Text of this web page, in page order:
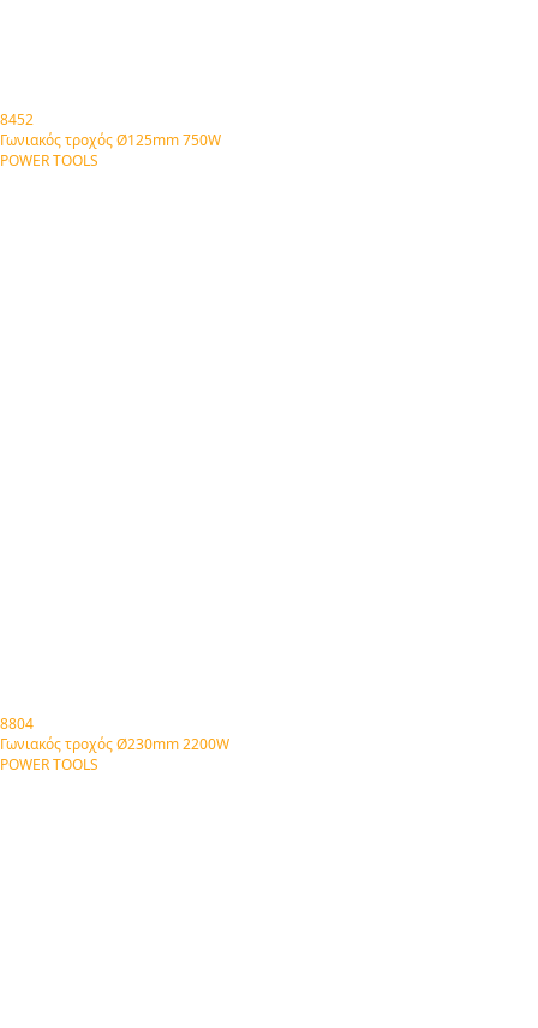
8452
Γωνιακός τροχός Ø125mm 750W
POWER TOOLS
8804
Γωνιακός τροχός Ø230mm 2200W
POWER TOOLS